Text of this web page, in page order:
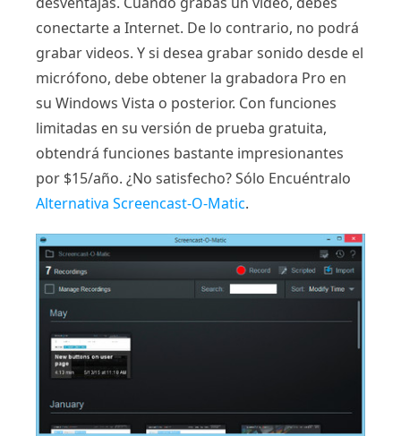
conectarte a Internet. De lo contrario, no podrá
grabar videos. Y si desea grabar sonido desde el
micrófono, debe obtener la grabadora Pro en
su Windows Vista o posterior. Con funciones
limitadas en su versión de prueba gratuita,
obtendrá funciones bastante impresionantes
por $15/año. ¿No satisfecho? Sólo Encuéntralo
Alternativa Screencast-O-Matic.